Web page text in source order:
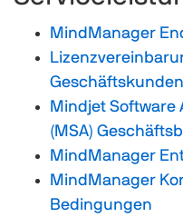
MindManager
Geschäftskunden
Mindjet
(MSA)
MindManager
MindManager
Bedingungen